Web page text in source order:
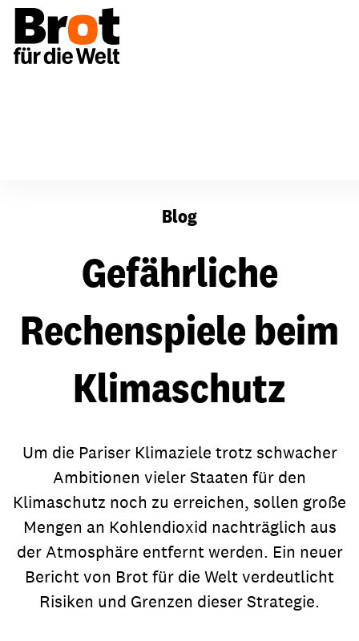
Blog
Gefährliche
Rechenspiele beim
Klimaschutz
Um die Pariser Klimaziele trotz schwacher
Ambitionen vieler Staaten für den
Klimaschutz noch zu erreichen, sollen große
Mengen an Kohlendioxid nachträglich aus
der Atmosphäre entfernt werden. Ein neuer
Bericht von Brot für die Welt verdeutlicht
Risiken und Grenzen dieser Strategie.